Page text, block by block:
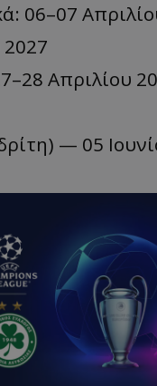
06–07
2027
Απριλίου
— 05